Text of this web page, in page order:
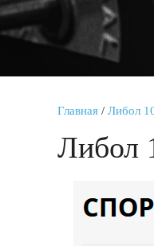
Главная / Либол
Либол